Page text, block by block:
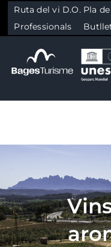
Ruta del vi D.O. Pla
Professionals
Cultura
Gastronomia